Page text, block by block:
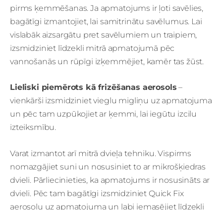
pirms ķemmēšanas. Ja apmatojums ir ļoti savēlies,
bagātīgi izmantojiet, lai samitrinātu savēlumus. Lai
vislabāk aizsargātu pret savēlumiem un traipiem,
izsmidziniet līdzekli mitrā apmatojumā pēc
vannošanās un rūpīgi izķemmējiet, kamēr tas žūst.
Lieliski piemērots kā frizēšanas aerosols –
vienkārši izsmidziniet vieglu migliņu uz apmatojuma
un pēc tam uzpūkojiet ar ķemmi, lai iegūtu izcilu
izteiksmību.
Varat izmantot arī mitrā dvieļa tehniku. Vispirms
nomazgājiet suni un nosusiniet to ar mikrošķiedras
dvieli. Pārliecinieties, ka apmatojums ir nosusināts ar
dvieli. Pēc tam bagātīgi izsmidziniet Quick Fix
aerosolu uz apmatojuma un labi iemasējiet līdzekli